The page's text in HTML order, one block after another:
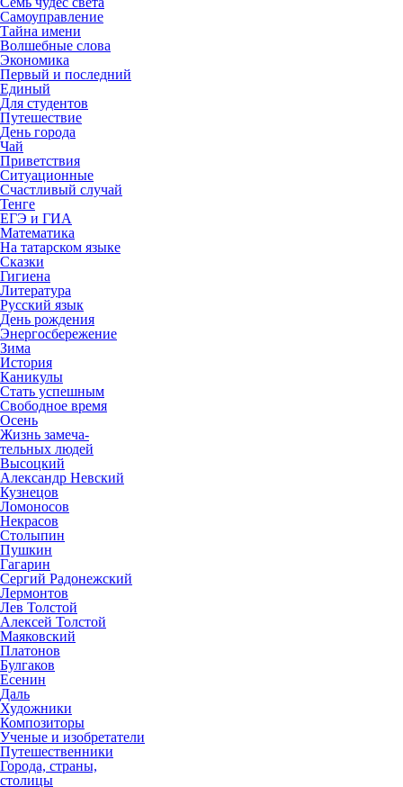
Самоуправление
Тайна имени
Волшебные слова
Экономика
Первый и последний
Единый
Для студентов
Путешествие
День города
Чай
Приветствия
Ситуационные
Счастливый случай
Тенге
ЕГЭ и ГИА
Математика
На татарском языке
Сказки
Гигиена
Литература
Русский язык
День рождения
Энергосбережение
Зима
История
Каникулы
Стать успешным
Свободное время
Осень
Жизнь замеча-
тельных людей
Высоцкий
Александр Невский
Кузнецов
Ломоносов
Некрасов
Столыпин
Пушкин
Гагарин
Сергий Радонежский
Лермонтов
Лев Толстой
Алексей Толстой
Маяковский
Платонов
Булгаков
Есенин
Даль
Художники
Композиторы
Ученые и изобретатели
Путешественники
Города, страны,
столицы